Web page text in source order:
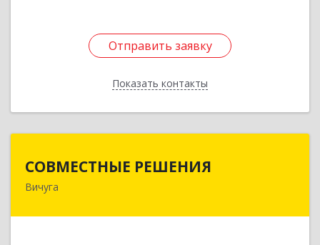
Отправить заявку
Показать контакты
Отправить заявку
Назад
СОВМЕСТНЫЕ РЕШЕНИЯ
Вичуга
155331, Ивановская обл, Вичугский р-н, Вичуга